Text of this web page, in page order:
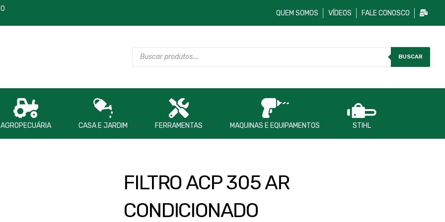
QUEM SOMOS VÍDEOS FALE CONOSCO
BUSCAR
AGROPECUÁRIA CASA E JARDIM FERRAMENTAS MAQUINAS E EQUIPAMENTOS STIHL
FILTRO ACP 305 AR
CONDICIONADO